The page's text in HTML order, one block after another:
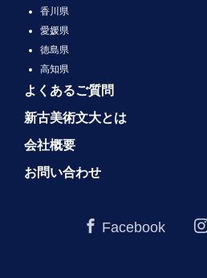
香川県
愛媛県
徳島県
高知県
よくあるご質問
新古美術文大とは
会社概要
お問い合わせ
Facebook